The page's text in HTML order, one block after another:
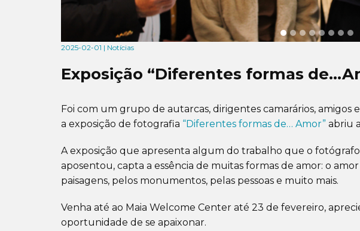
2025-02-01 | Notícias
Exposição “Diferentes formas
Foi com um grupo de autarcas, dirigentes camarários, amigos
a exposição de fotografia “Diferentes formas de… Amor” abriu
A exposição que apresenta algum do trabalho que o
aposentou, capta a essência de muitas formas de amor: o
paisagens, pelos monumentos, pelas pessoas e muito mais.
Venha até ao Maia Welcome Center até 23 de fevereiro,
oportunidade de se apaixonar.